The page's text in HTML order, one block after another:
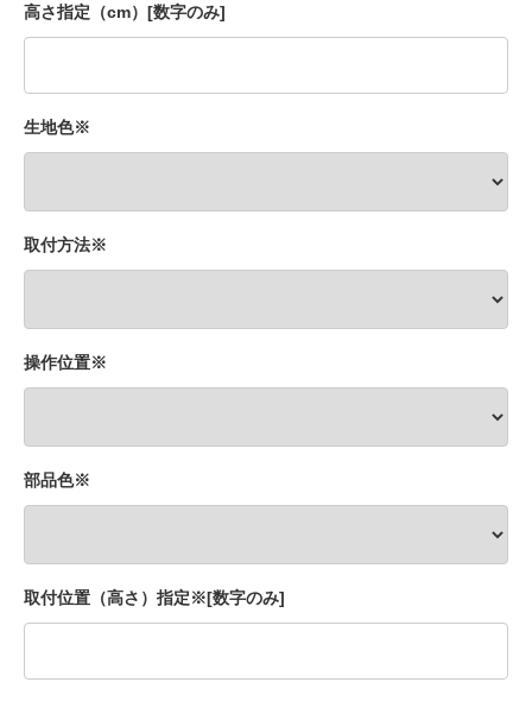
高さ指定（cm）[数字のみ]
生地色※
取付方法※
操作位置※
部品色※
取付位置（高さ）指定※[数字のみ]